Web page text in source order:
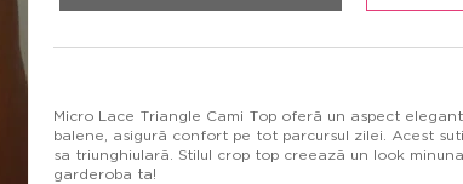
Micro Lace Triangle Cami Top oferă un aspect
balene, asigură confort pe tot parcursul zilei. Acest
sa triunghiulară. Stilul crop top creează un look
garderoba ta!